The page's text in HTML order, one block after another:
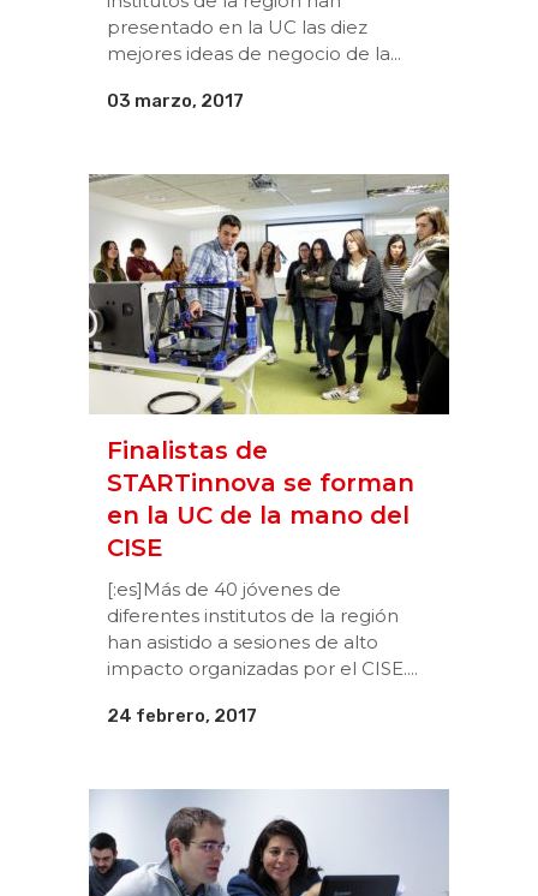
presentado en la UC las diez
mejores ideas de negocio de la...
03 marzo, 2017
Finalistas de
STARTinnova se forman
en la UC de la mano del
CISE
[:es]Más de 40 jóvenes de
diferentes institutos de la región
han asistido a sesiones de alto
impacto organizadas por el CISE....
24 febrero, 2017